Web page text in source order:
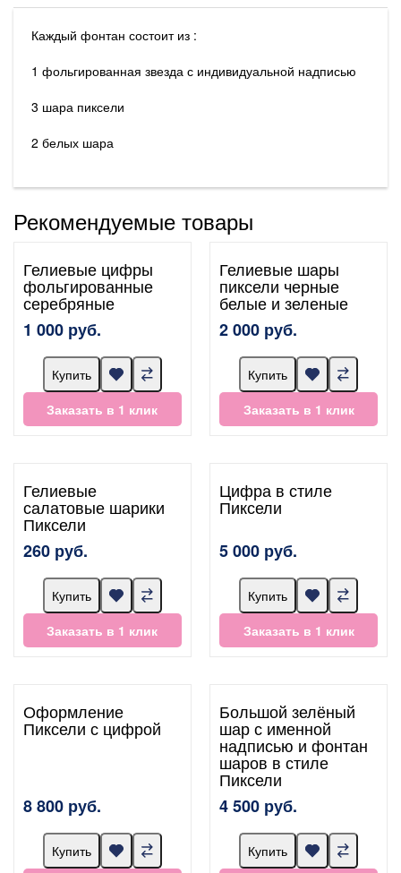
Каждый фонтан состоит из :
1 фольгированная звезда с индивидуальной надписью
3 шара пиксели
2 белых шара
Рекомендуемые товары
Гелиевые цифры
фольгированные
серебряные
1 000 руб.
Купить
Заказать в 1 клик
Гелиевые шары
пиксели черные
белые и зеленые
2 000 руб.
Купить
Заказать в 1 клик
Гелиевые
салатовые шарики
Пиксели
260 руб.
Купить
Заказать в 1 клик
Цифра в стиле
Пиксели
5 000 руб.
Купить
Заказать в 1 клик
Оформление
Пиксели с цифрой
8 800 руб.
Купить
Большой зелёный
шар с именной
надписью и фонтан
шаров в стиле
Пиксели
4 500 руб.
Купить